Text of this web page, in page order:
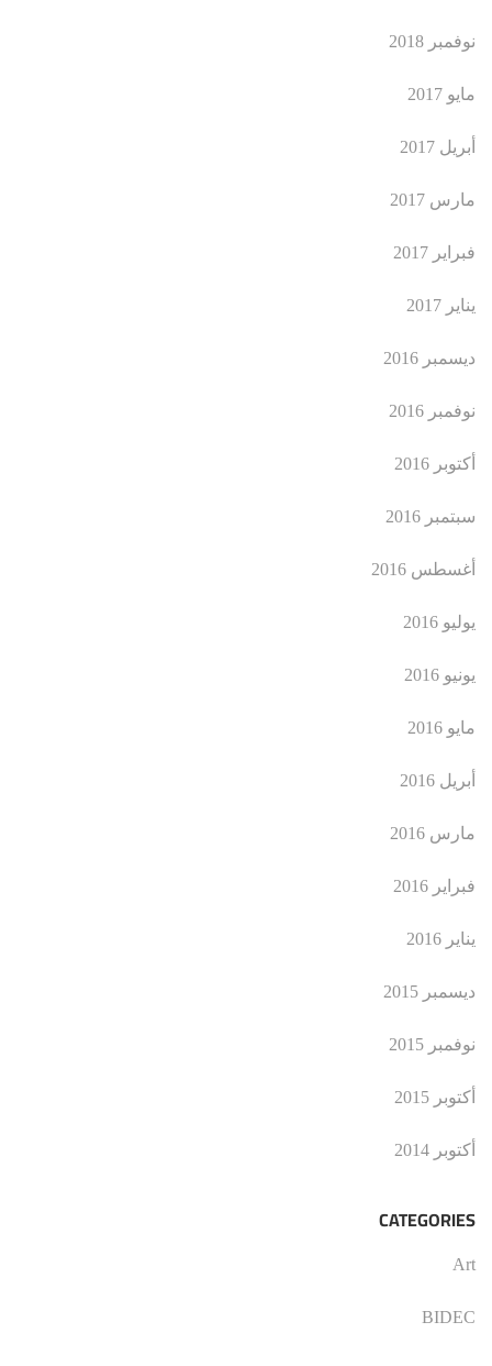
نوفمبر 2018
مايو 2017
أبريل 2017
مارس 2017
فبراير 2017
يناير 2017
ديسمبر 2016
نوفمبر 2016
أكتوبر 2016
سبتمبر 2016
أغسطس 2016
يوليو 2016
يونيو 2016
مايو 2016
أبريل 2016
مارس 2016
فبراير 2016
يناير 2016
ديسمبر 2015
نوفمبر 2015
أكتوبر 2015
أكتوبر 2014
CATEGORIES
Art
BIDEC